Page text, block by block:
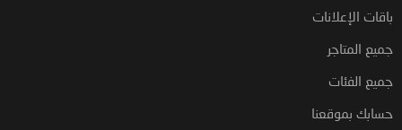
باقات الإعلانات
جميع المتاجر
جميع الفئات
حسابك بموقعنا